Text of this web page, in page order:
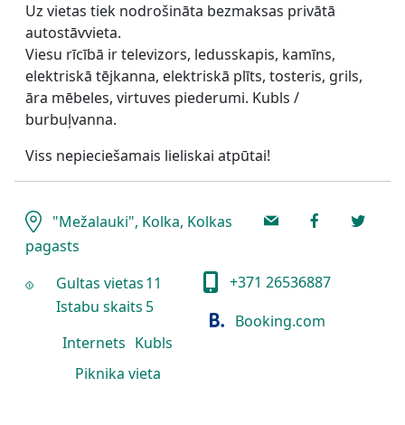
Uz vietas tiek nodrošināta bezmaksas privātā
autostāvvieta.
Viesu rīcībā ir televizors, ledusskapis, kamīns,
elektriskā tējkanna, elektriskā plīts, tosteris, grils,
āra mēbeles, virtuves piederumi. Kubls /
burbuļvanna.
Viss nepieciešamais lieliskai atpūtai!
"Mežalauki", Kolka, Kolkas
pagasts
Gultas vietas11
Istabu skaits 5
Internets Kubls
Piknika vieta
+371 26536887
Booking.com